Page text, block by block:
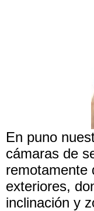
En puno
cámaras de
remotamente
exteriores,
inclinación y